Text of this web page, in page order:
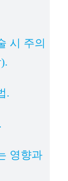
시 주의
.
영향과